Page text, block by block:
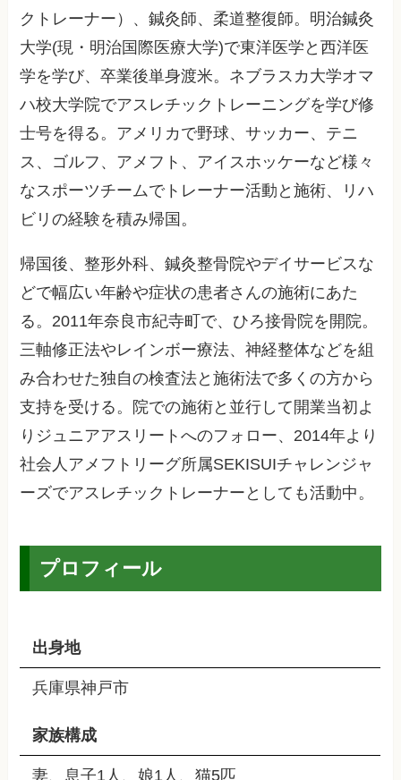
クトレーナー）、鍼灸師、柔道整復師。明治鍼灸
大学(現・明治国際医療大学)で東洋医学と西洋医
学を学び、卒業後単身渡米。ネブラスカ大学オマ
ハ校大学院でアスレチックトレーニングを学び修
士号を得る。アメリカで野球、サッカー、テニ
ス、ゴルフ、アメフト、アイスホッケーなど様々
なスポーツチームでトレーナー活動と施術、リハ
ビリの経験を積み帰国。
帰国後、整形外科、鍼灸整骨院やデイサービスな
どで幅広い年齢や症状の患者さんの施術にあた
る。2011年奈良市紀寺町で、ひろ接骨院を開院。
三軸修正法やレインボー療法、神経整体などを組
み合わせた独自の検査法と施術法で多くの方から
支持を受ける。院での施術と並行して開業当初よ
りジュニアアスリートへのフォロー、2014年より
社会人アメフトリーグ所属SEKISUIチャレンジャ
ーズでアスレチックトレーナーとしても活動中。
プロフィール
出身地
兵庫県神戸市
家族構成
妻、息子1人、娘1人、猫5匹